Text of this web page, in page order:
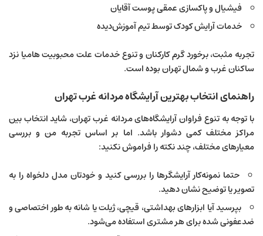
فیشیال و پاکسازی عمقی پوست آقایان
خدمات آرایش کودک توسط تیم آموزش‌دیده
تجربه مثبت، برخورد گرم کارکنان و تنوع خدمات علت محبوبیت هامیا نزد
ساکنان غرب و شمال تهران بوده است.
راهنمای انتخاب بهترین آرایشگاه مردانه غرب تهران
با توجه به تنوع فراوان آرایشگاه‌های مردانه غرب تهران، شاید انتخاب بین
مراکز مختلف کمی دشوار باشد. اما بر اساس تجربه من و بررسی
معیارهای مختلف، چند نکته را فراموش نکنید:
حتما نمونه‌کار آرایشگرها را بررسی کنید و خودتان مدل دلخواه را به
تصویر یا توضیح نشان دهید.
بپرسید آیا ابزارهای بهداشتی، قیچی، ژیلت یا شانه به طور اختصاصی و
ضدعفونی شده برای هر مشتری استفاده می‌شود.